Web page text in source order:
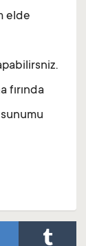
elde
fırında